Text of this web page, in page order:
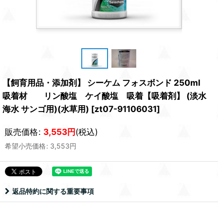
【飼育用品・添加剤】 シーケム フォスボンド 250ml
吸着材 リン酸塩 ケイ酸塩 吸着【吸着剤】 (淡水
海水 サンゴ用)(水草用) [zt07-91106031]
販売価格: 3,553円(税込)
希望小売価格: 3,553円
返品特約に関する重要事項